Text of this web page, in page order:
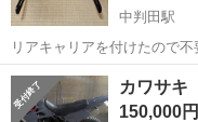
中判田駅
リアキャリアを付けたので
揃ってます 近くの方は受け
大分 大分市 中判田駅
カワサ
150,000円